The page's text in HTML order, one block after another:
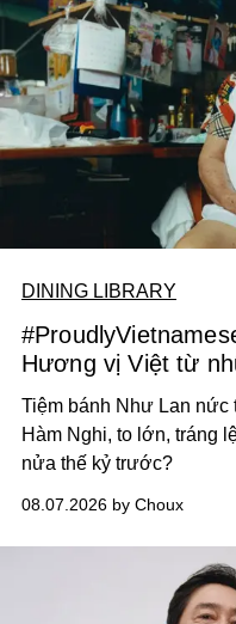
DINING LIBRARY
Hương vị Việt từ
Tiệm bánh Như Lan
Hàm Nghi, to lớn, tráng
nửa thế kỷ trước?
08.07.2026 by Choux